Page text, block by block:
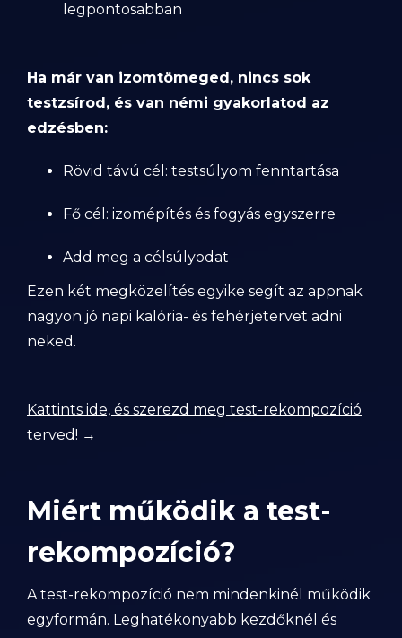
legpontosabban
Ha már van izomtömeged, nincs sok
testzsírod, és van némi gyakorlatod az
edzésben:
Rövid távú cél: testsúlyom fenntartása
Fő cél: izomépítés és fogyás egyszerre
Add meg a célsúlyodat
Ezen két megközelítés egyike segít az appnak
nagyon jó napi kalória- és fehérjetervet adni
neked.
Kattints ide, és szerezd meg test-rekompozíció
terved! →
Miért működik a test-
rekompozíció?
A test-rekompozíció nem mindenkinél működik
egyformán. Leghatékonyabb kezdőknél és